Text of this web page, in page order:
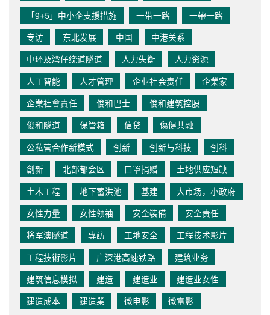
「9+5」中小企支援措施
一带一路
一帶一路
专访
东北发展 中国
中港关系
中环及湾仔绕道隧道
人力失衡
人力资源
人工智能
人才管理 企业社会责任
企業家
企業社會責任
俊和巴士
俊和建筑控股
俊和隧道
保管箱 信贷
傷健共融
公私营合作新模式
创新 创新与科技
创科
創新
北部都会区 口罩捐赠
土地供应短缺
土木工程
地下蓄洪池 基建
大市场，小政府
女性力量
女性领袖 安全裝備
安全责任
将军澳隧道
專訪 工地安全
工程技术影片
工程技術影片
广深港高速铁路
建筑业务
建筑信息模拟
建造 建造业
建造业女性
建造成本
建造業 微电影
微電影